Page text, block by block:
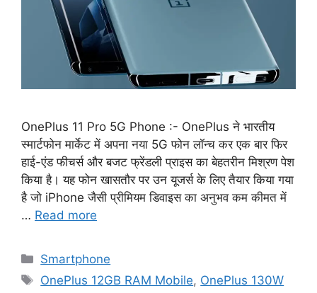
OnePlus 11 Pro 5G Phone :- OnePlus ने भारतीय
स्मार्टफोन मार्केट में अपना नया 5G फोन लॉन्च कर एक बार फिर
हाई-एंड फीचर्स और बजट फ्रेंडली प्राइस का बेहतरीन मिश्रण पेश
किया है। यह फोन खासतौर पर उन यूजर्स के लिए तैयार किया गया
है जो iPhone जैसी प्रीमियम डिवाइस का अनुभव कम कीमत में
… Read more
Categories
Smartphone
Tags
OnePlus 12GB RAM Mobile, OnePlus 130W